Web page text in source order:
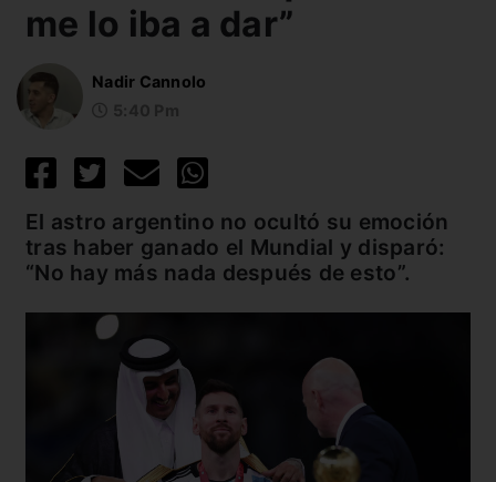
me lo iba a dar”
Nadir Cannolo
El astro argentino no ocultó su emoción
tras haber ganado el Mundial y disparó:
“No hay más nada después de esto”.